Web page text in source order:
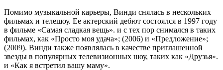
Помимо музыкальной карьеры, Винди снялась в нескольких
фильмах и телешоу. Ее актерский дебют состоялся в 1997 году
в фильме «Самая сладкая вещь». и с тех пор снимался в таких
фильмах, как «Просто моя удача»; (2006) и «Предложение»;
(2009). Винди также появлялась в качестве приглашенной
звезды в популярных телевизионных шоу, таких как «Друзья».
и «Как я встретил вашу маму».